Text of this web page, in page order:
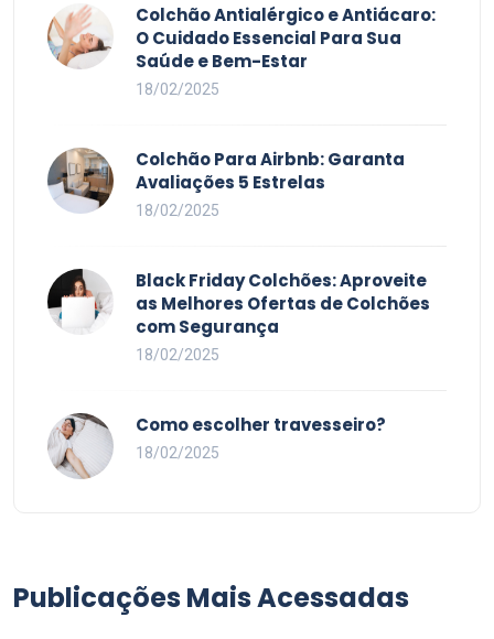
Colchão Antialérgico e Antiácaro:
O Cuidado Essencial Para Sua
Saúde e Bem-Estar
18/02/2025
Colchão Para Airbnb: Garanta
Avaliações 5 Estrelas
18/02/2025
Black Friday Colchões: Aproveite
as Melhores Ofertas de Colchões
com Segurança
18/02/2025
Como escolher travesseiro?
18/02/2025
Publicações Mais Acessadas